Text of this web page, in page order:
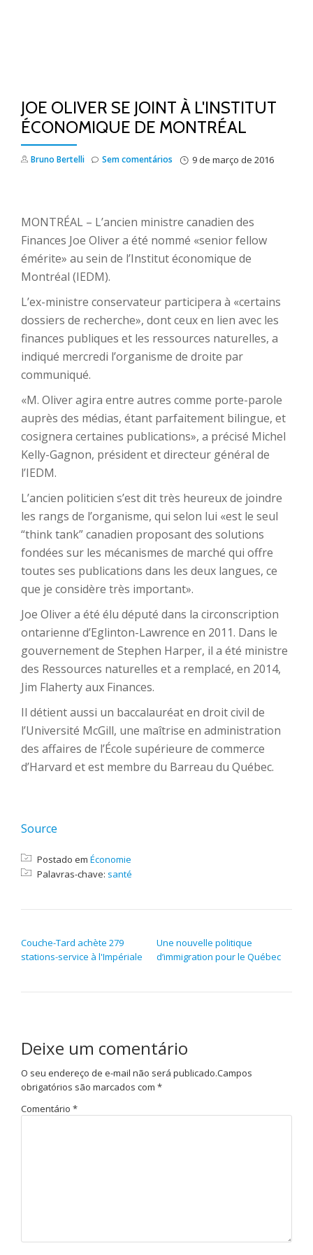
JOE OLIVER SE JOINT À L'INSTITUT
ÉCONOMIQUE DE MONTRÉAL
Bruno Bertelli 9 de março de 2016
Sem comentários
MONTRÉAL – L’ancien ministre canadien des
Finances Joe Oliver a été nommé «senior fellow
émérite» au sein de l’Institut économique de
Montréal (IEDM).
L’ex-ministre conservateur participera à «certains
dossiers de recherche», dont ceux en lien avec les
finances publiques et les ressources naturelles, a
indiqué mercredi l’organisme de droite par
communiqué.
«M. Oliver agira entre autres comme porte-parole
auprès des médias, étant parfaitement bilingue, et
cosignera certaines publications», a précisé Michel
Kelly-Gagnon, président et directeur général de
l’IEDM.
L’ancien politicien s’est dit très heureux de joindre
les rangs de l’organisme, qui selon lui «est le seul
“think tank” canadien proposant des solutions
fondées sur les mécanismes de marché qui offre
toutes ses publications dans les deux langues, ce
que je considère très important».
Joe Oliver a été élu député dans la circonscription
ontarienne d’Eglinton-Lawrence en 2011. Dans le
gouvernement de Stephen Harper, il a été ministre
des Ressources naturelles et a remplacé, en 2014,
Jim Flaherty aux Finances.
Il détient aussi un baccalauréat en droit civil de
l’Université McGill, une maîtrise en administration
des affaires de l’École supérieure de commerce
d’Harvard et est membre du Barreau du Québec.
Source
Postado em Économie
Palavras-chave: santé
Couche-Tard achète 279
stations-service à l'Impériale
Une nouvelle politique
d’immigration pour le Québec
Deixe um comentário
O seu endereço de e-mail não será publicado.Campos
obrigatórios são marcados com *
Comentário *